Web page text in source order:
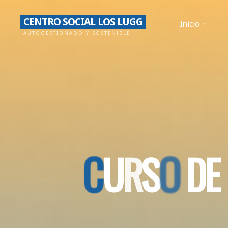
contenido
CENTRO SOCIAL LOS LUGG
AUTOGESTIONADO Y SOSTENIBLE
Inicio
CURSODE